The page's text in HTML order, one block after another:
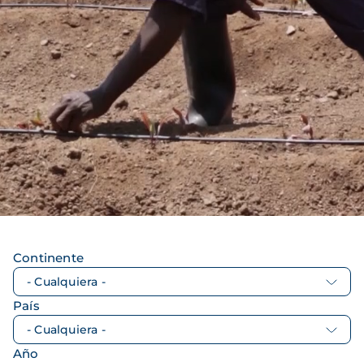
Continente
País
Año